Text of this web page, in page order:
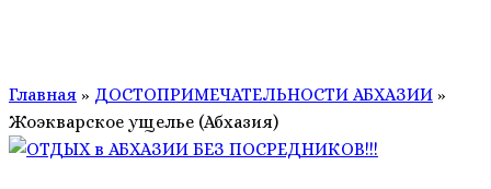
Главная » ДОСТОПРИМЕЧАТЕЛЬНОСТИ АБХАЗИИ »
Жоэкварское ущелье (Абхазия)